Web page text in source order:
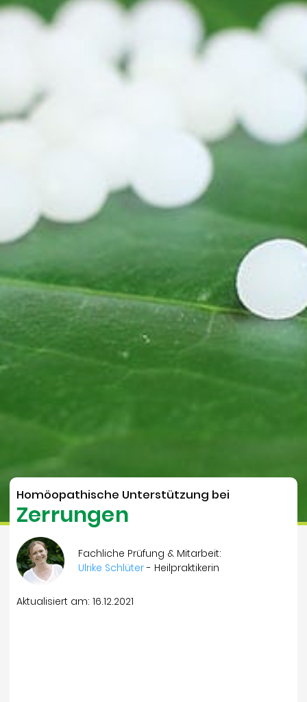
Homöopathische Unterstützung bei
Zerrungen
Fachliche Prüfung & Mitarbeit:
Ulrike Schlüter- Heilpraktikerin
Aktualisiert am: 16.12.2021